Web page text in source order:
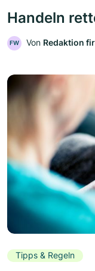
Handeln
FW Von Redaktion
Tipps & Regeln